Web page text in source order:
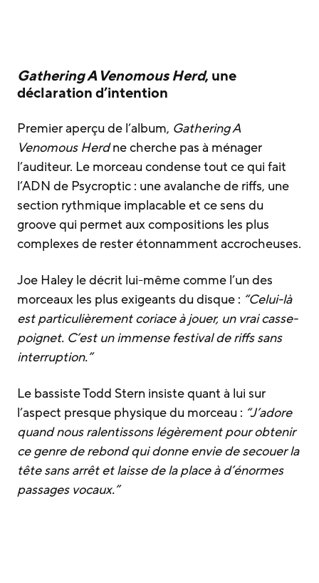
Gathering A Venomous Herd, une
déclaration d’intention
Premier aperçu de l’album, Gathering A
Venomous Herdne cherche pas à ménager
l’auditeur. Le morceau condense tout ce qui fait
l’ADN de Psycroptic : une avalanche de riffs, une
section rythmique implacable et ce sens du
groove qui permet aux compositions les plus
complexes de rester étonnamment accrocheuses.
Joe Haley le décrit lui-même comme l’un des
morceaux les plus exigeants du disque : “Celui-là
est particulièrement coriace à jouer, un vrai casse-
poignet. C’est un immense festival de riffs sans
interruption.”
Le bassiste Todd Stern insiste quant à lui sur
l’aspect presque physique du morceau : “J’adore
quand nous ralentissons légèrement pour obtenir
ce genre de rebond qui donne envie de secouer la
tête sans arrêt et laisse de la place à d’énormes
passages vocaux.”